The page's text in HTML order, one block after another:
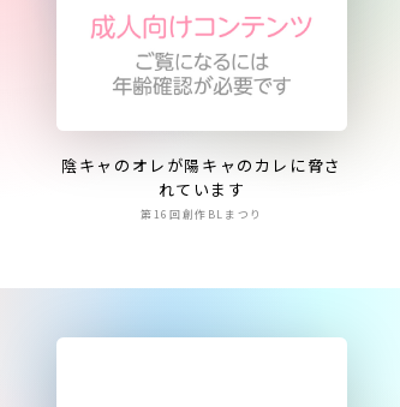
陰キャのオレが陽キャのカレに脅さ
れています
第16回創作BLまつり